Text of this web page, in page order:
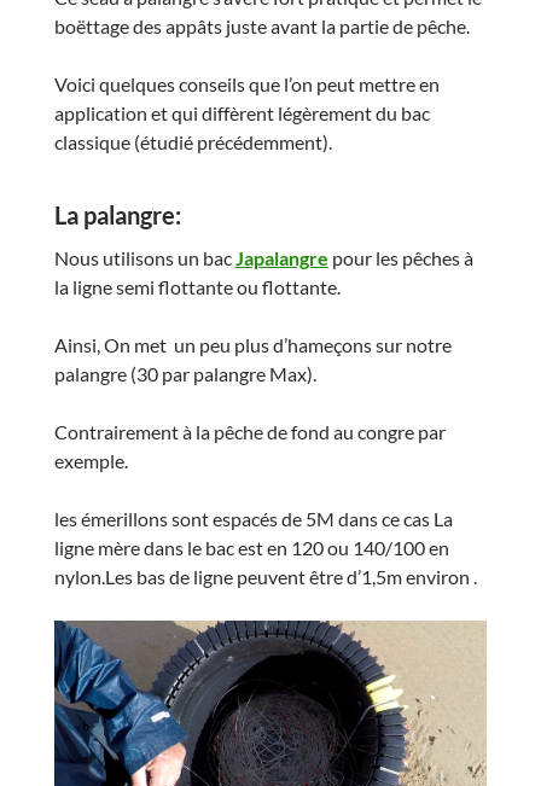
boëttage des appâts juste avant la partie de pêche.
Voici quelques conseils que l’on peut mettre en
application et qui diffèrent légèrement du bac
classique (étudié précédemment).
La palangre:
Nous utilisons un bacJapalangre pour les pêches à
la ligne semi flottante ou flottante.
Ainsi, On met un peu plus d’hameçons sur notre
palangre (30 par palangre Max).
Contrairement à la pêche de fond au congre par
exemple.
les émerillons sont espacés de 5M dans ce cas La
ligne mère dans le bac est en 120 ou 140/100 en
nylon.Les bas de ligne peuvent être d’1,5m environ .